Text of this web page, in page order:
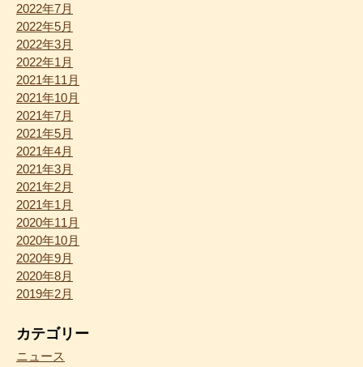
2022年7月
2022年5月
2022年3月
2022年1月
2021年11月
2021年10月
2021年7月
2021年5月
2021年4月
2021年3月
2021年2月
2021年1月
2020年11月
2020年10月
2020年9月
2020年8月
2019年2月
カテゴリー
ニュース